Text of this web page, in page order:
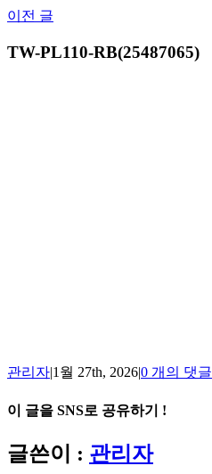
Skip
content
이전 글
TW-PL110-RB(25487065)
관리자|1월 27th, 2026|0 개의 댓글
이 글을 SNS로 공유하기 !
Facebook
X
Reddit
LinkedIn
Tumblr
Pinterest
Vk
이
메
글쓴이 : 관리자